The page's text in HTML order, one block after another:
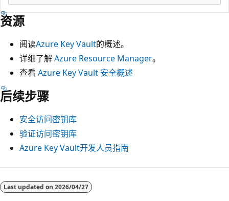
资源
阅读Azure Key Vault的概述。
详细了解Azure Resource Manager。
查看 Azure Key Vault 安全概述
后续步骤
安全访问密钥库
验证访问密钥库
Azure Key Vault开发人员指南
Last updated on 2026/04/27